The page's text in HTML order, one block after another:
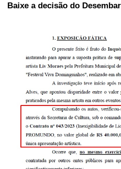
Baixe a decisão do